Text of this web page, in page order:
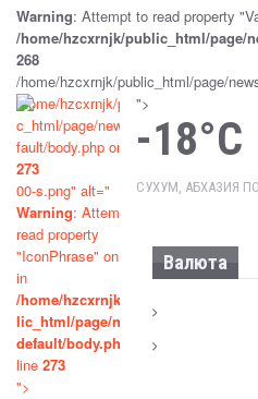
ДБАР
Sep 25, 2024
ПАРЛАМЕНТ
АБХАЗСКОЕ
ПРИЗНАНИИ
Sep 25, 2024
«СОГЛАШЕНИЯ,
ПРЕФЕРЕНЦИИ
Warning: Attempt to read property
/home/hzcxrnjk/public_html/page/
268
/home/hzcxrnjk/public_html/page/
">
/home/hzcxrnjk/publi
c_html/page/news/de
fault/body.php on line
273
00-s.png" alt="
Warning: Attempt to
read property
"IconPhrase" on null
in
/home/hzcxrnjk/pub
lic_html/page/news/
default/body.php
line 273
">
-18°C
СУХУМ, АБХАЗИЯ
Валюта